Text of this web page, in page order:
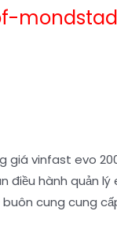
giá vinfast evo
điều hành quản
buôn cung cung